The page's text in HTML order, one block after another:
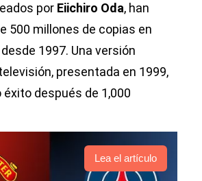
por Eiichiro Oda, han
500 millones de copias en
1997. Una versión
presentada en 1999,
después de 1,000
Lea el artículo